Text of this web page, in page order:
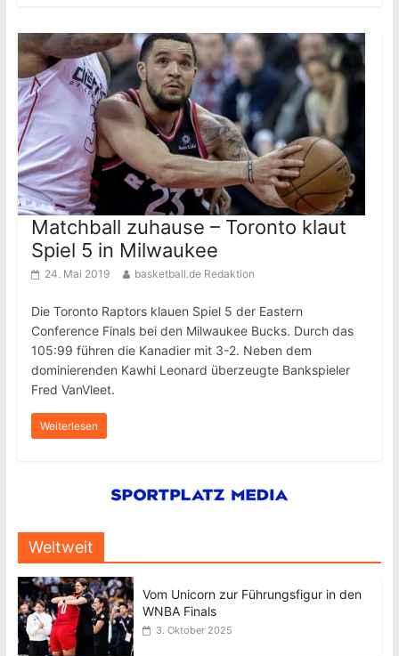
Matchball zuhause – Toronto klaut
Spiel 5 in Milwaukee
24. Mai 2019 basketball.de Redaktion
Die Toronto Raptors klauen Spiel 5 der Eastern
Conference Finals bei den Milwaukee Bucks. Durch das
105:99 führen die Kanadier mit 3-2. Neben dem
dominierenden Kawhi Leonard überzeugte Bankspieler
Fred VanVleet.
Weiterlesen
Weltweit
Vom Unicorn zur Führungsfigur in den
WNBA Finals
3. Oktober 2025